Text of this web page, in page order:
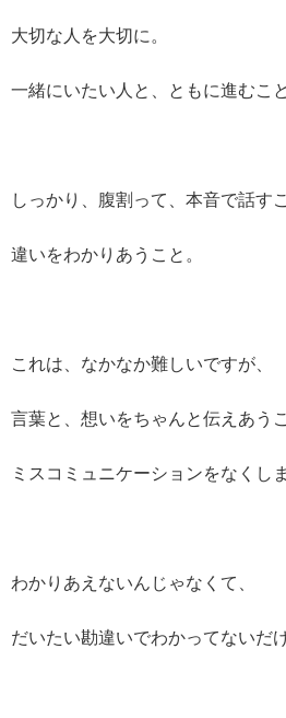
大切な人を大切に。
一緒にいたい人と、ともに進むこと
しっかり、腹割って、本音で話すこ
違いをわかりあうこと。
これは、なかなか難しいですが、
言葉と、想いをちゃんと伝えあう
ミスコミュニケーションをなくし
わかりあえないんじゃなくて、
だいたい勘違いでわかってないだ